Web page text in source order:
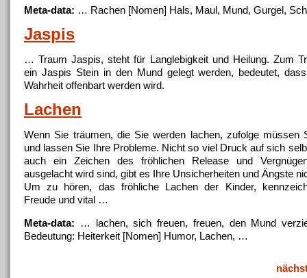
Meta-data: … Rachen [Nomen] Hals, Maul, Mund, Gurgel,
Jaspis
… Traum Jaspis, steht für Langlebigkeit und Heilung. Zum
ein Jaspis Stein in den Mundgelegt werden, bedeutet,
Wahrheit offenbart werden wird.
Lachen
Wenn Sie träumen, die Sie werden lachen, zufolge müssen
und lassen Sie Ihre Probleme. Nicht so viel Druck auf sich
auch ein Zeichen des fröhlichen Release und
ausgelacht wird sind, gibt es Ihre Unsicherheiten und Ängste
Um zu hören, das fröhliche Lachen der Kinder,
Freude und vital …
Meta-data: … lachen, sich freuen, freuen, den Mund
Bedeutung: Heiterkeit [Nomen] Humor, Lachen, …